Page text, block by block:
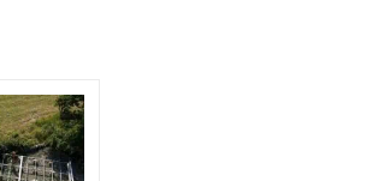
hög belastning. Resultatet blir ett
andra tälttyper går du till